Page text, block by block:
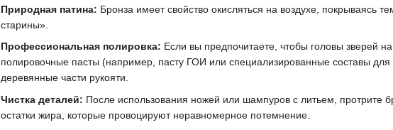
Природная патина: Бронза имеет свойство окисляться на воздухе,
старины».
Профессиональная полировка: Если вы предпочитаете, чтобы головы зверей
полировочные пасты (например, пасту ГОИ или специализированные составы
деревянные части рукояти.
Чистка деталей: После использования ножей или шампуров с литьем, протрите
остатки жира, которые провоцируют неравномерное потемнение.